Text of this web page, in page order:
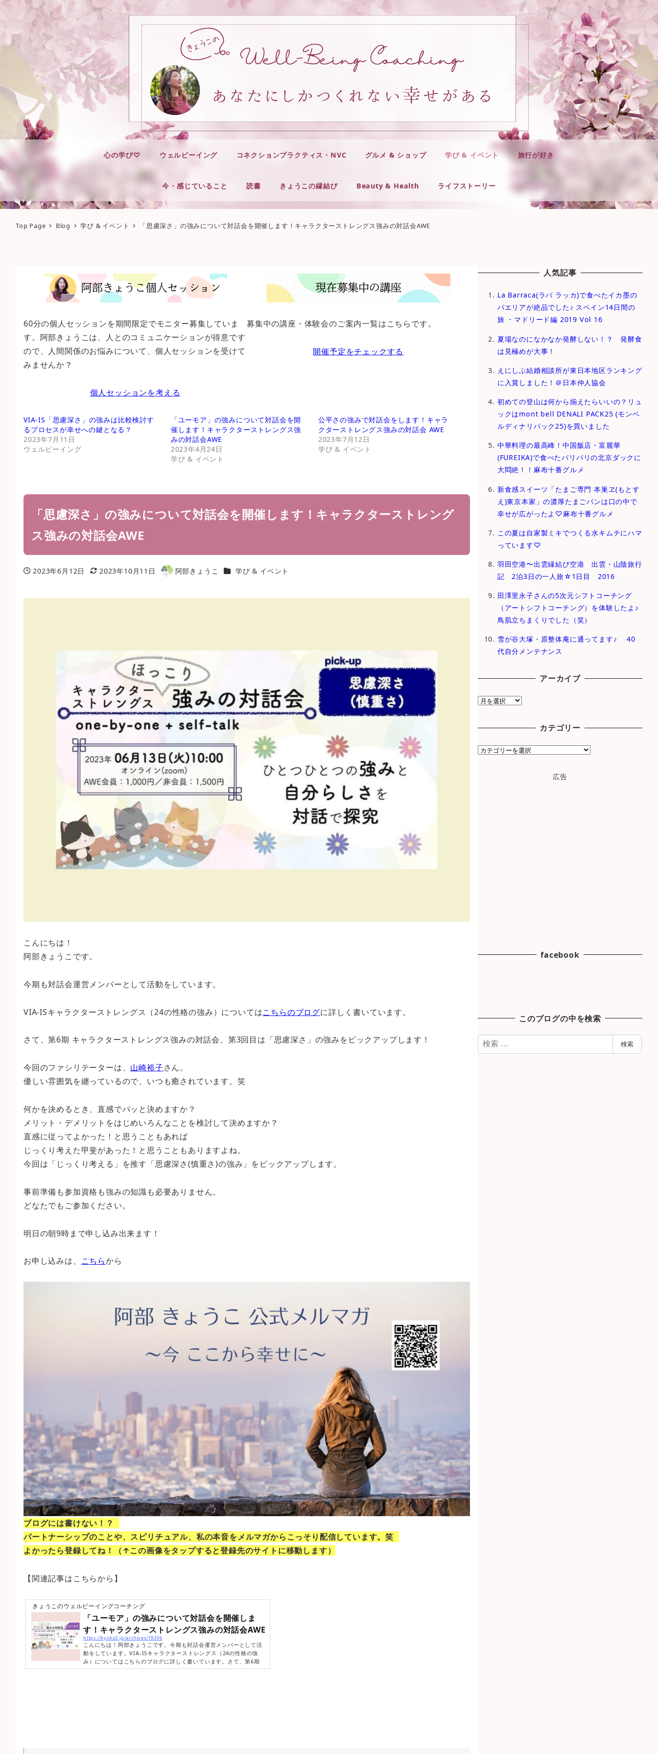
心の学び♡ ウェルビーイング コネクションプラクティス・NVC グルメ & ショップ 学び & イベント 旅行が好き
今・感じていること 読書 きょうこの縁結び Beauty & Health ライフストーリー
Top Page Blog 学び & イベント 「思慮深さ」の強みについて対話会を開催します！キャラクターストレングス強みの対話会AWE
60分の個人セッションを期間限定でモニター募集していま
す。阿部きょうこは、人とのコミュニケーションが得意です
ので、人間関係のお悩みについて、個人セッションを受けて
みませんか？
個人セッションを考える
募集中の講座・体験会のご案内一覧はこちらです。
開催予定をチェックする
VIA-IS「思慮深さ」の強みは比較検討す
るプロセスが幸せへの鍵となる？
2023年7月11日
ウェルビーイング
「ユーモア」の強みについて対話会を開
催します！キャラクターストレングス強
みの対話会AWE
2023年4月24日
学び & イベント
公平さの強みで対話会をします！キャラ
クターストレングス強みの対話会 AWE
2023年7月12日
学び & イベント
「思慮深さ」の強みについて対話会を開催します！キャラクターストレング
ス強みの対話会AWE
投稿日
2023年6月12日
更新日
2023年10月11日
著
阿部きょうこ カテゴリー
学び & イベント
こんにちは！
阿部きょうこです。
今期も対話会運営メンバーとして活動をしています。
VIA-ISキャラクターストレングス（24の性格の強み）についてはこちらのブログに詳しく書いています。
さて、第6期 キャラクターストレングス強みの対話会、第3回目は「思慮深さ」の強みをピックアップします！
今回のファシリテーターは、 山崎裕子さん。
優しい雰囲気を纏っているので、いつも癒されています。笑
何かを決めるとき、直感でパッと決めますか？
メリット・デメリットをはじめいろんなことを検討して決めますか？
直感に従ってよかった！と思うこともあれば
じっくり考えた甲斐があった！と思うこともありますよね。
今回は「じっくり考える」を推す「思慮深さ(慎重さ)の強み」をピックアップします。
事前準備も参加資格も強みの知識も必要ありません。
どなたでもご参加ください。
明日の朝9時まで申し込み出来ます！
お申し込みは、 こちらから
ブログには書けない！？
パートナーシップのことや、スピリチュアル、私の本音をメルマガからこっそり配信しています。笑
よかったら登録してね！（↑この画像をタップすると登録先のサイトに移動します）
【関連記事はこちらから】
きょうこのウェルビーイングコーチング
「ユーモア」の強みについて対話会を開催しま
す！キャラクターストレングス強みの対話会AWE
https://kyoko3.jp/archives/19396
こんにちは！阿部きょうこです。今期も対話会運営メンバーとして活
動をしています。VIA-ISキャラクターストレングス（24の性格の強
み）についてはこちらのブログに詳しく書いています。さて、第6期
キャラクターストレングス強みの対話会、第1回目は「ユーモア」の強
人気記事
La Barraca(ラバ ラッカ)で食べたイカ墨の
パエリアが絶品でした♪ スペイン14日間の
旅 ・マドリード編 2019 Vol 16
夏場なのになかなか発酵しない！？ 発酵食
は見極めが大事！
えにしぶ結婚相談所が東日本地区ランキング
に入賞しました！＠日本仲人協会
初めての登山は何から揃えたらいいの？リュ
ックはmont bell DENALI PACK25 (モンベ
ルディナリパック25)を買いました
中華料理の最高峰！中国飯店・富麗華
(FUREIKA)で食べたパリパリの北京ダックに
大悶絶！！麻布十番グルメ
新食感スイーツ「たまご専⾨ 本巣ヱ(もとす
え)東京本家」の濃厚たまごパンは口の中で
幸せが広がったよ♡麻布十番グルメ
この夏は自家製ミキでつくる水キムチにハマ
っています♡
羽田空港〜出雲縁結び空港 出雲・山陰旅行
記 2泊3日の一人旅☆1日目 2016
田澤里永子さんの5次元シフトコーチング
（アートシフトコーチング）を体験したよ♪
鳥肌立ちまくりでした（笑）
雪が谷大塚・原整体庵に通ってます♪ 40
代自分メンテナンス
アーカイブ
ア
ブ
カテゴリー
カ
広告
facebook
このブログの中を検索
検
索
検索